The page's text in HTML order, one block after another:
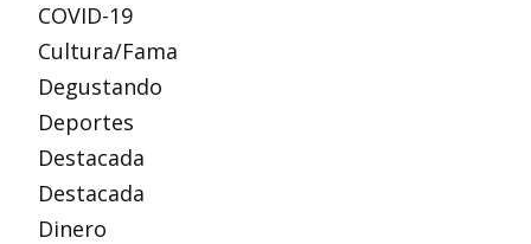
COVID-19
Cultura/Fama
Degustando
Deportes
Destacada
Destacada
Dinero